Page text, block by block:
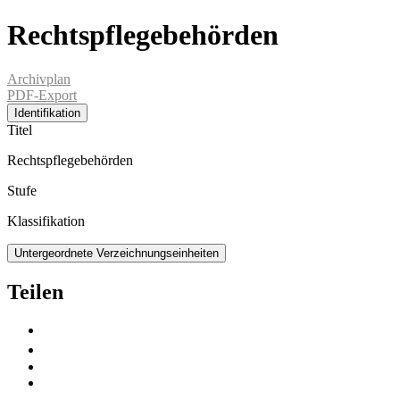
Rechtspflegebehörden
Archivplan
PDF-Export
Identifikation
Titel
Rechtspflegebehörden
Stufe
Klassifikation
Untergeordnete Verzeichnungseinheiten
Teilen